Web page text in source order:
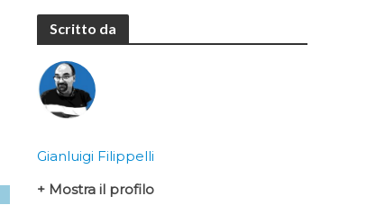
Scritto da
Gianluigi Filippelli
+ Mostra il profilo